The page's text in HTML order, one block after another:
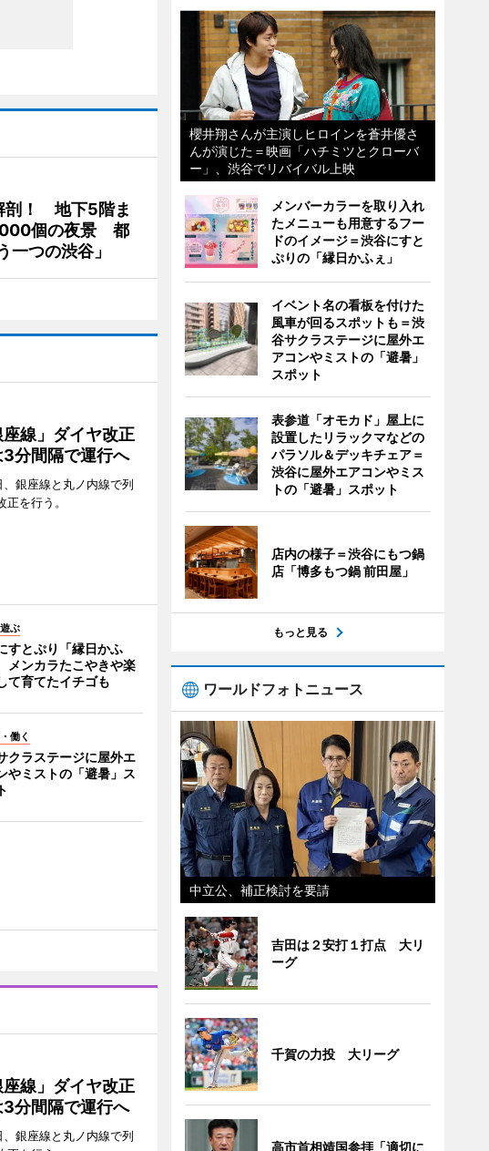
剖！ 地下5階ま
個の夜景 都
つの渋谷」
線」ダイヤ改正
分間隔で運行へ
銀座線と丸ノ内線で列
を行う。
ぶ
すとぷり「縁日かふ
ンカラたこやきや楽
て育てたイチゴも
働く
クラステージに屋外エ
やミストの「避暑」ス
線」ダイヤ改正
分間隔で運行へ
銀座線と丸ノ内線で列
櫻井翔さんが主演しヒロインを蒼井優さ
んが演じた＝映画「ハチミツとクローバ
ー」、渋谷でリバイバル上映
メンバーカラーを取り入れ
たメニューも用意するフー
ドのイメージ＝渋谷にすと
ぷりの「縁日かふぇ」
イベント名の看板を付けた
風車が回るスポットも＝渋
谷サクラステージに屋外エ
アコンやミストの「避暑」
スポット
表参道「オモカド」屋上に
設置したリラックマなどの
パラソル＆デッキチェア＝
渋谷に屋外エアコンやミス
トの「避暑」スポット
店内の様子＝渋谷にもつ鍋
店「博多もつ鍋 前田屋」
もっと見る
ワールドフォトニュース
中立公、補正検討を要請
吉田は２安打１打点 大リ
ーグ
千賀の力投 大リーグ
高市首相靖国参拝「適切に